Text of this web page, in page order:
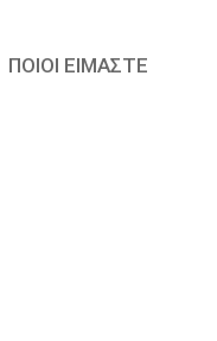
ΠΟΙΟΙ ΕΙΜΑΣΤΕ